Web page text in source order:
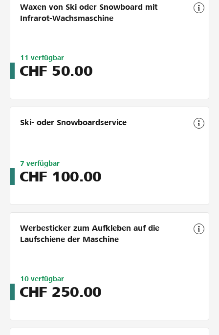
Waxen von Ski oder Snowboard mit
Infrarot-Wachsmaschine
Limitiert
auf
20
11 verfügbar
CHF 50.00
Ski- oder Snowboardservice
Limitiert
auf
10
7 verfügbar
CHF 100.00
Werbesticker zum Aufkleben auf die
Laufschiene der Maschine
Limitiert
auf
10
10 verfügbar
CHF 250.00